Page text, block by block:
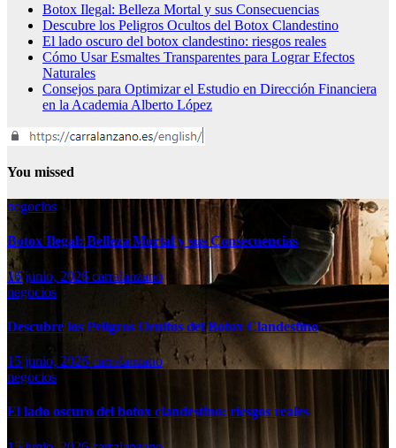
Botox Ilegal: Belleza Mortal y sus Consecuencias
Descubre los Peligros Ocultos del Botox Clandestino
El lado oscuro del botox clandestino: riesgos reales
Cómo Usar Esmaltes Transparentes para Lograr Efectos
Naturales
Consejos para Optimizar el Estudio en Dirección Financiera
en la Academia Alberto López
You missed
negocios
Botox Ilegal: Belleza Mortal y sus Consecuencias
16 junio, 2026 carralanzano
negocios
Descubre los Peligros Ocultos del Botox Clandestino
15 junio, 2026 carralanzano
negocios
El lado oscuro del botox clandestino: riesgos reales